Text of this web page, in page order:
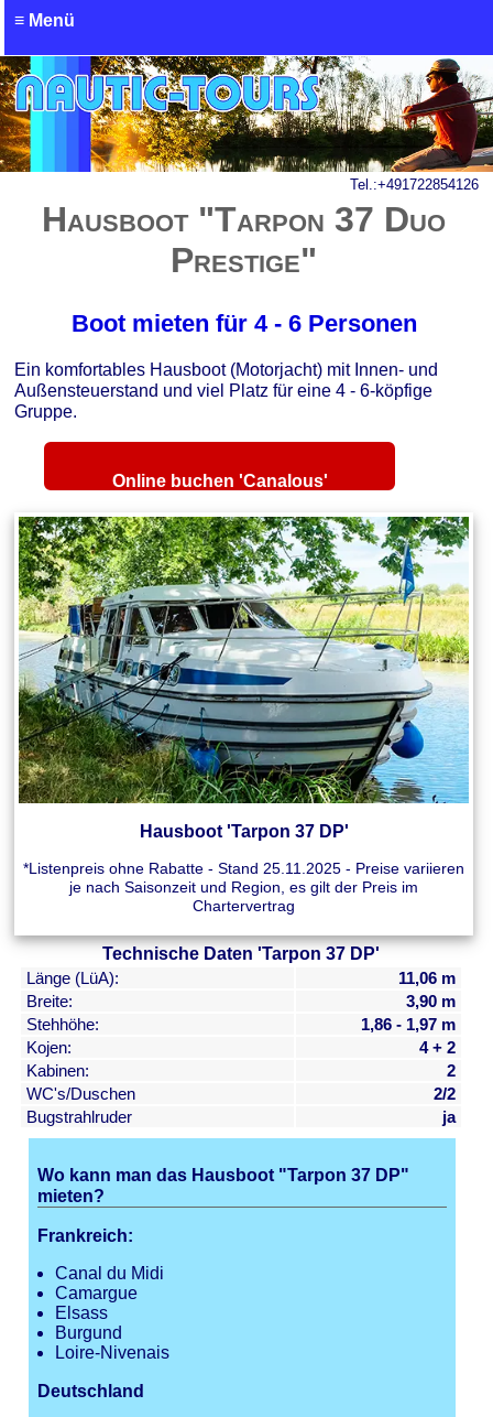
≡ Menü
Tel.:+491722854126
Hausboot "Tarpon 37 Duo
Prestige"
Boot mieten für 4 - 6 Personen
Ein komfortables Hausboot (Motorjacht) mit Innen- und
Außensteuerstand und viel Platz für eine 4 - 6-köpfige
Gruppe.
Online buchen 'Canalous'
Hausboot 'Tarpon 37 DP'
*Listenpreis ohne Rabatte - Stand 25.11.2025 - Preise variieren
je nach Saisonzeit und Region, es gilt der Preis im
Chartervertrag
Technische Daten 'Tarpon 37 DP'
Länge (LüA):
11,06 m
Breite:
3,90 m
Stehhöhe:
1,86 - 1,97 m
Kojen:
4 + 2
Kabinen:
2
WC's/Duschen
2/2
Bugstrahlruder
ja
Wo kann man das Hausboot "Tarpon 37 DP"
mieten?
Frankreich:
Canal du Midi
Camargue
Elsass
Burgund
Loire-Nivenais
Deutschland